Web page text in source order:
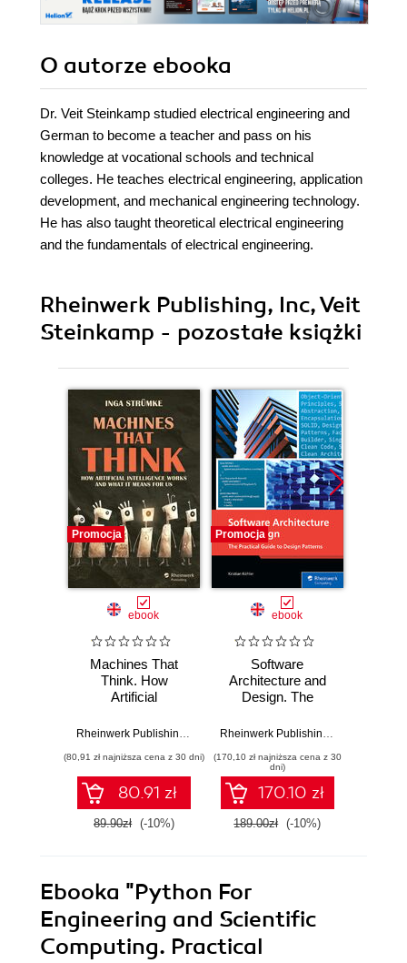
O autorze ebooka
Dr. Veit Steinkamp studied electrical engineering and
German to become a teacher and pass on his
knowledge at vocational schools and technical
colleges. He teaches electrical engineering, application
development, and mechanical engineering technology.
He has also taught theoretical electrical engineering
and the fundamentals of electrical engineering.
Rheinwerk Publishing, Inc, Veit
Steinkamp - pozostałe książki
Promocja
ebook
Machines That
Think. How
Artificial
and What It Means
Inga Strümke
(80,91 zł najniższa cena z 30 dni)
80.91 zł
89.90zł (-10%)
Promocja
ebook
Software
Architecture and
Design. The
Design Patterns
(170,10 zł najniższa cena z 30
dni)
170.10 zł
189.00zł (-10%)
Ebooka "Python For
Engineering and Scientific
Computing. Practical